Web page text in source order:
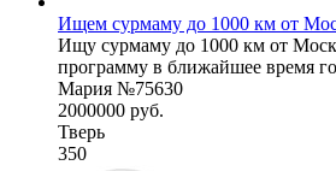
Ищем сурмаму до 1000 км от
Ищу сурмаму до 1000 км от
программу в ближайшее время
Мария №75630
2000000 руб.
Тверь
350